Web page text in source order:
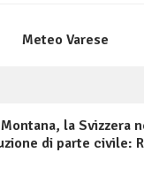
Meteo Varese
la Svizzera
di parte civile: